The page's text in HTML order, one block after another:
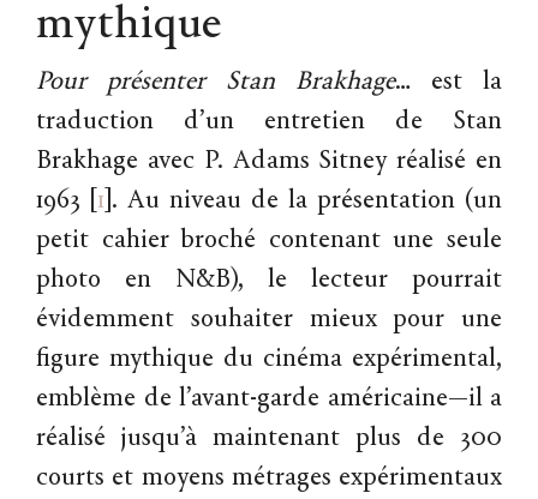
mythique
Pour présenter Stan Brakhage… est la
traduction d’un entretien de Stan
Brakhage avec P. Adams Sitney réalisé en
1963
1 . Au niveau de la présentation (un
petit cahier broché contenant une seule
photo en N&B), le lecteur pourrait
évidemment souhaiter mieux pour une
figure mythique du cinéma expérimental,
emblème de l’avant-garde américaine—il a
réalisé jusqu’à maintenant plus de 300
courts et moyens métrages expérimentaux